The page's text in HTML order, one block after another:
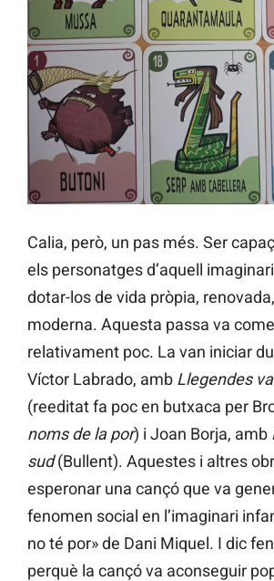
Calia, però, un pas més. Ser
els personatges d’aquell
dotar-los de vida pròpia,
moderna. Aquesta passa va
relativament poc. La van iniciar
Víctor Labrado, amb Llegendes
(reeditat fa poc en butxaca per
noms de la por) i Joan Borja, amb
sud(Bullent). Aquestes i altres
esperonar una cançó que va
fenomen social en l’imaginari
no té por» de Dani Miquel. I dic
perquè la cançó va aconseguir